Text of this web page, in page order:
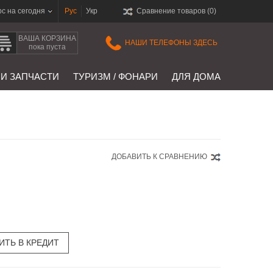
на сегодня Рус Укр Сравнение товаров (0)
ВАША КОРЗИНА
пока пуста
НАШИ ТЕЛЕФОНЫ ЗДЕСЬ
ЗАПЧАСТИ ТУРИЗМ / ФОНАРИ ДЛЯ ДОМА
ДОБАВИТЬ К СРАВНЕНИЮ
В КРЕДИТ